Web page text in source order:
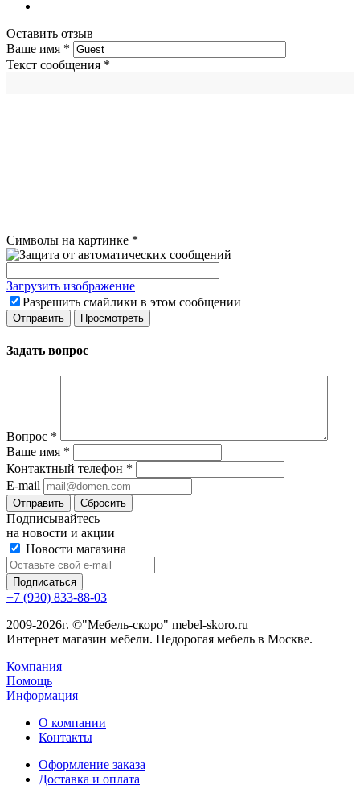
Оставить отзыв
Ваше имя *
Текст сообщения *
Символы на картинке *
Загрузить изображение
Разрешить смайлики в этом сообщении
Задать вопрос
Вопрос *
Ваше имя *
Контактный телефон *
E-mail
Сбросить
Подписывайтесь
на новости и акции
Новости магазина
+7 (930) 833-88-03
2009-2026г. ©"Мебель-скоро" mebel-skoro.ru
Интернет магазин мебели. Недорогая мебель в Москве.
Компания
Помощь
Информация
О компании
Контакты
Оформление заказа
Доставка и оплата